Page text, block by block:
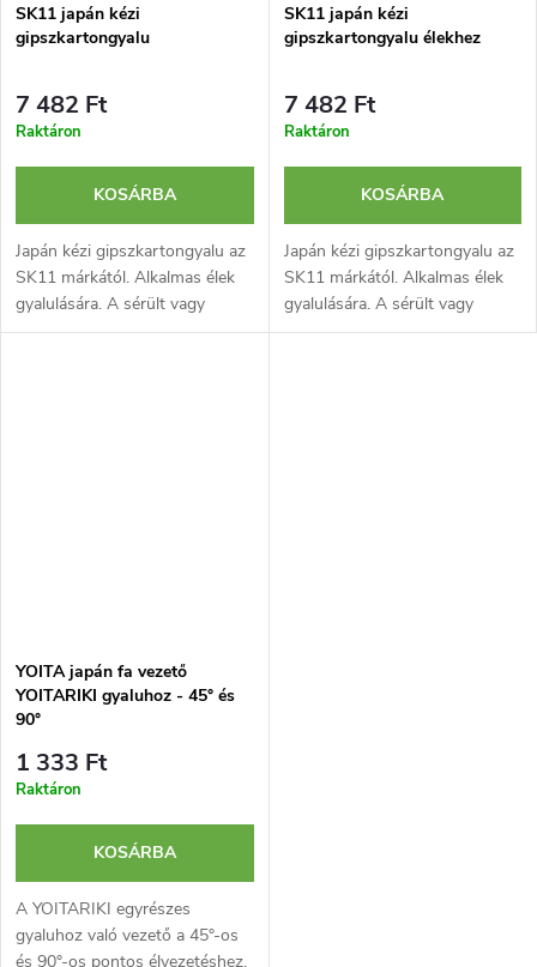
SK11 japán kézi
gipszkartongyalu
7 482 Ft
Raktáron
KOSÁRBA
Japán kézi gipszkartongyalu az
SK11 márkától. Alkalmas élek
gyalulására. A sérült vagy
tompa penge bármilyen, a
SK11 japán kézi
gipszkartongyalu élekhez
7 482 Ft
Raktáron
KOSÁRBA
Japán kézi gipszkartongyalu az
SK11 márkától. Alkalmas élek
gyalulására. A sérült vagy
tompa penge bármilyen, a
YOITA japán fa vezető
YOITARIKI gyaluhoz - 45° és
90°
1 333 Ft
Raktáron
KOSÁRBA
A YOITARIKI egyrészes
gyaluhoz való vezető a 45°-os
és 90°-os pontos élvezetéshez.